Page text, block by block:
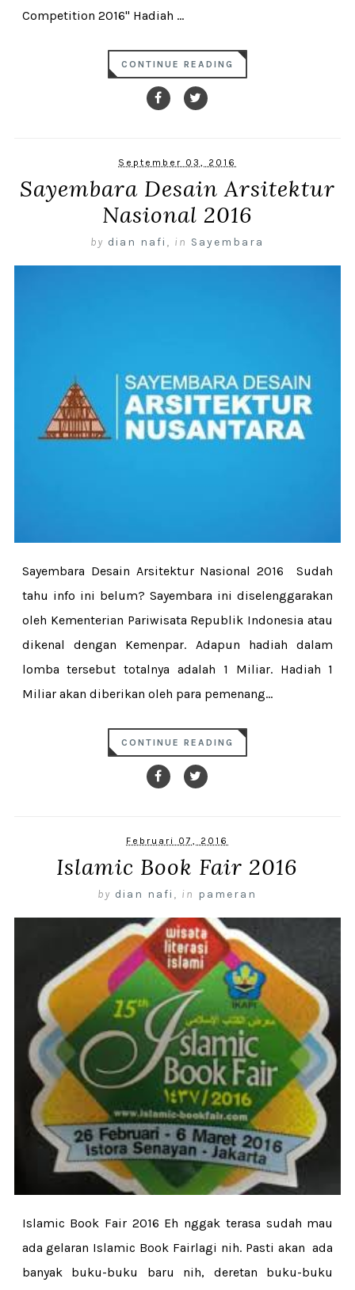
Competition 2016" Hadiah ...
CONTINUE READING
September 03, 2016
Sayembara Desain Arsitektur
Nasional 2016
by dian nafi , in Sayembara
Sayembara Desain Arsitektur Nasional 2016 Sudah
tahu info ini belum? Sayembara ini diselenggarakan
oleh Kementerian Pariwisata Republik Indonesia atau
dikenal dengan Kemenpar. Adapun hadiah dalam
lomba tersebut totalnya adalah 1 Miliar. Hadiah 1
Miliar akan diberikan oleh para pemenang...
CONTINUE READING
Februari 07, 2016
Islamic Book Fair 2016
by dian nafi , in pameran
Islamic Book Fair 2016 Eh nggak terasa sudah mau
ada gelaran Islamic Book Fairlagi nih. Pasti akan ada
banyak buku-buku baru nih, deretan buku-buku